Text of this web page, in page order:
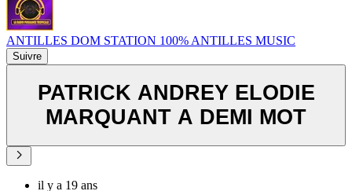
ANTILLES DOM STATION 100% ANTILLES MUSIC
Suivre
PATRICK ANDREY ELODIE
MARQUANT A DEMI MOT
il y a 19 ans